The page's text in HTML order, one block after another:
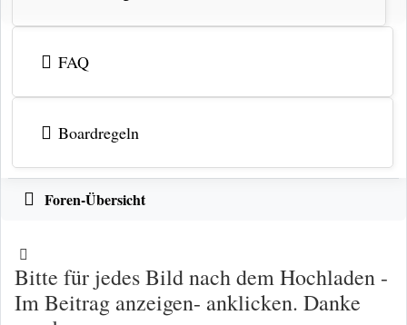
FAQ
Boardregeln
Foren-Übersicht
Bitte für jedes Bild nach dem Hochladen -
Im Beitrag anzeigen- anklicken. Danke